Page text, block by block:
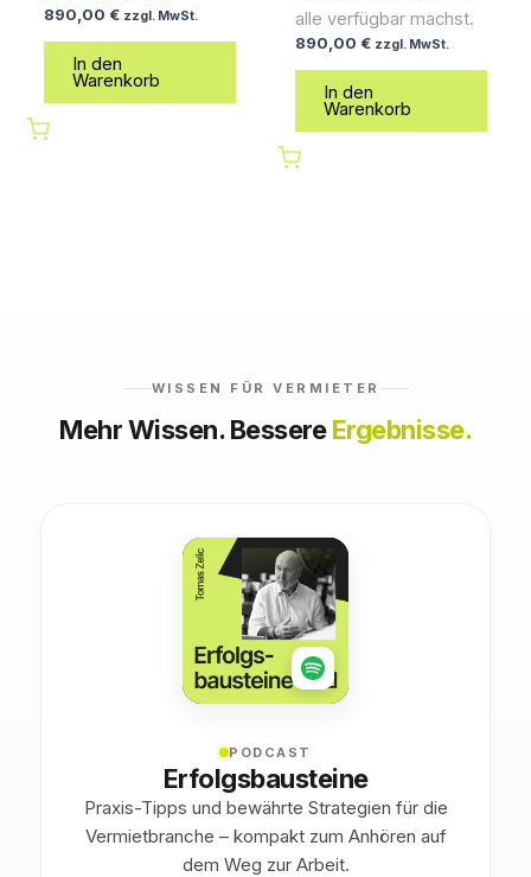
890,00 € zzgl. MwSt.
In den
Warenkorb
alle verfügbar machst.
890,00 € zzgl. MwSt.
In den
Warenkorb
WISSEN FÜR VERMIETER
Mehr Wissen. BessereErgebnisse.
PODCAST
Erfolgsbausteine
Praxis-Tipps und bewährte Strategien für die
Vermietbranche – kompakt zum Anhören auf
dem Weg zur Arbeit.